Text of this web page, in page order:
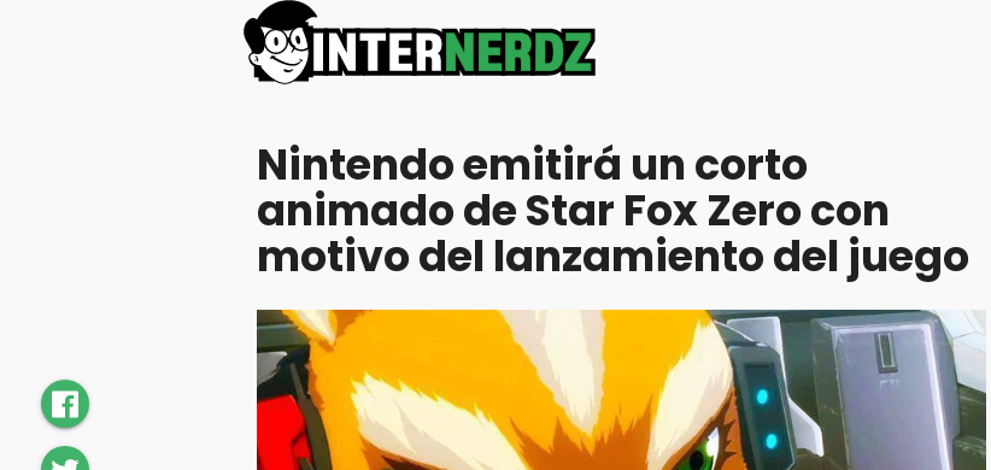
Nintendo emitirá un corto
animado de Star Fox Zero con
motivo del lanzamiento del juego